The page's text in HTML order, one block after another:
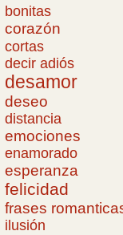
bonitas
corazón
cortas
decir adiós
desamor
deseo
distancia
emociones
enamorado
esperanza
felicidad
frases
ilusión